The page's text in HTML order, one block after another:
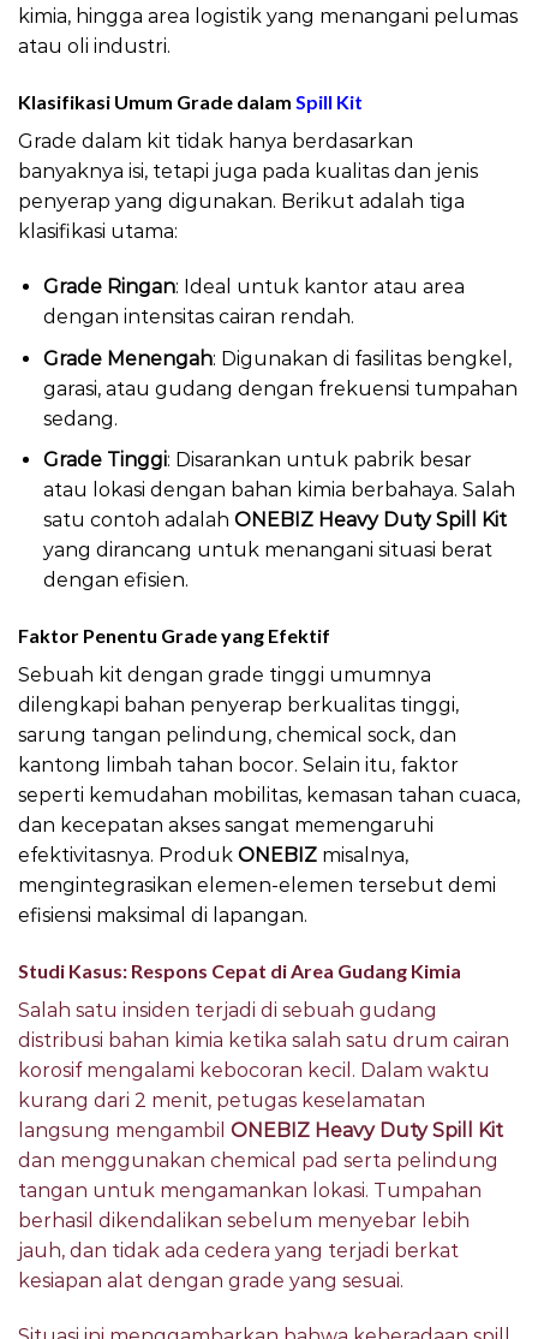
kimia, hingga area logistik yang menangani pelumas
atau oli industri.
Klasifikasi Umum Grade dalam Spill Kit
Grade dalam kit tidak hanya berdasarkan
banyaknya isi, tetapi juga pada kualitas dan jenis
penyerap yang digunakan. Berikut adalah tiga
klasifikasi utama:
Grade Ringan: Ideal untuk kantor atau area
dengan intensitas cairan rendah.
Grade Menengah: Digunakan di fasilitas bengkel,
garasi, atau gudang dengan frekuensi tumpahan
sedang.
Grade Tinggi: Disarankan untuk pabrik besar
atau lokasi dengan bahan kimia berbahaya. Salah
satu contoh adalah ONEBIZ Heavy Duty Spill Kit
yang dirancang untuk menangani situasi berat
dengan efisien.
Faktor Penentu Grade yang Efektif
Sebuah kit dengan grade tinggi umumnya
dilengkapi bahan penyerap berkualitas tinggi,
sarung tangan pelindung, chemical sock, dan
kantong limbah tahan bocor. Selain itu, faktor
seperti kemudahan mobilitas, kemasan tahan cuaca,
dan kecepatan akses sangat memengaruhi
efektivitasnya. Produk ONEBIZ misalnya,
mengintegrasikan elemen-elemen tersebut demi
efisiensi maksimal di lapangan.
Studi Kasus: Respons Cepat di Area Gudang Kimia
Salah satu insiden terjadi di sebuah gudang
distribusi bahan kimia ketika salah satu drum cairan
korosif mengalami kebocoran kecil. Dalam waktu
kurang dari 2 menit, petugas keselamatan
langsung mengambil ONEBIZ Heavy Duty Spill Kit
dan menggunakan chemical pad serta pelindung
tangan untuk mengamankan lokasi. Tumpahan
berhasil dikendalikan sebelum menyebar lebih
jauh, dan tidak ada cedera yang terjadi berkat
kesiapan alat dengan grade yang sesuai.